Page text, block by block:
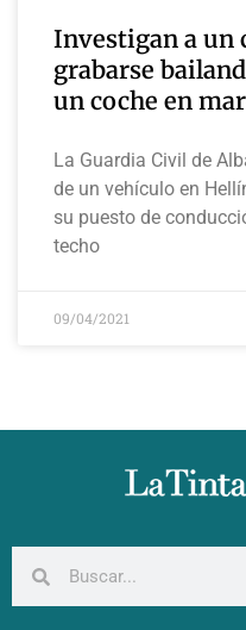
Investigan a un
grabarse
un coche en
La Guardia Civil de
de un vehículo en
su puesto de
techo
09/04/2021